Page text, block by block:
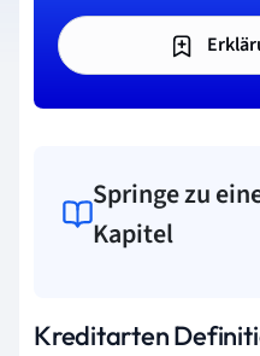
Springe zu
Kapitel
Kreditarten